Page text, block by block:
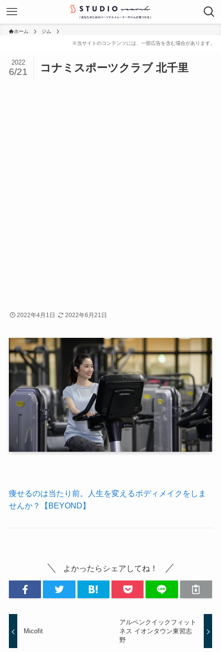
ホーム ジム
コナミスポーツクラブ 北千里
2022
6/21
2022年4月1日 2022年6月21日
痩せるのは当たり前。人生を変えるボディメイクをしま
せんか？【BEYOND】
よかったらシェアしてね！
Micofit
アルペンクイックフィット
ネス イオンタウン東習志
野